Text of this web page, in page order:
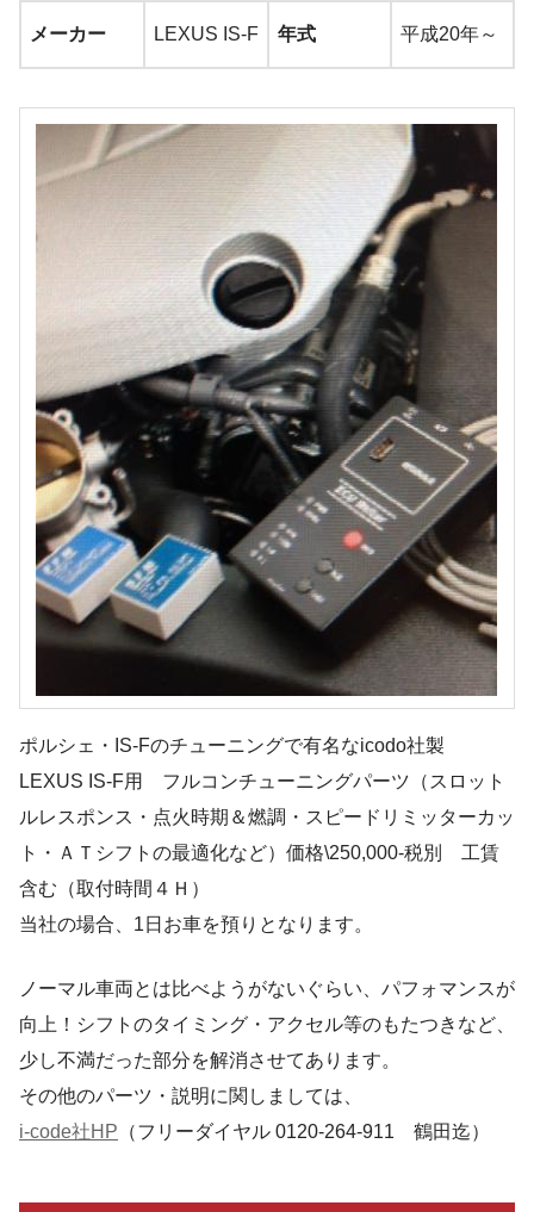
メーカー LEXUS IS-F 年式 平成20年～
ポルシェ・IS-Fのチューニングで有名なicodo社製
LEXUS IS-F用 フルコンチューニングパーツ（スロット
ルレスポンス・点火時期＆燃調・スピードリミッターカッ
ト・ＡＴシフトの最適化など）価格\250,000-税別 工賃
含む（取付時間４Ｈ）
当社の場合、1日お車を預りとなります。
ノーマル車両とは比べようがないぐらい、パフォマンスが
向上！シフトのタイミング・アクセル等のもたつきなど、
少し不満だった部分を解消させてあります。
その他のパーツ・説明に関しましては、
i-code社HP （フリーダイヤル 0120-264-911 鶴田迄）